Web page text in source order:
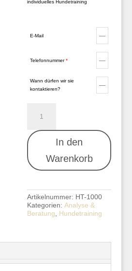
individuelles Hundetraining
E-Mail
Telefonnummer*
Wann dürfen wir sie
kontaktieren?
Menge
In den
Warenkorb
e
r
a
e
:
Artikelnummer: HT-1000
Kategorien:Analyse &
Beratung
Hundetraining